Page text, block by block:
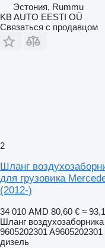
Эстония, Rummu
KB AUTO EESTI OÜ
Связаться с продавцом
2
Шланг
для грузовика
(2012-)
34 010 AMD 80,60 € ≈
Шланг воздухозаборника
9605202301 A9605202301
дизель